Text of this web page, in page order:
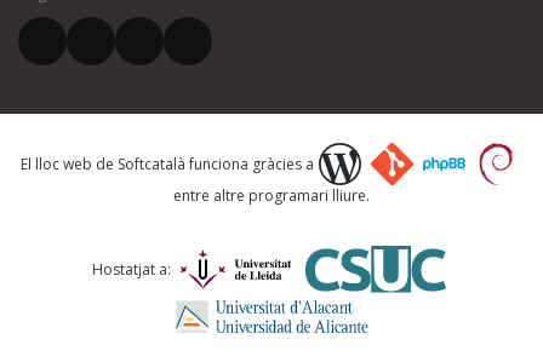
El vostre correu electrònic *
Què proposeu?
Comentari *
El lloc web de Softcatalà funciona gràcies a
entre altre programari lliure.
Hostatjat a: